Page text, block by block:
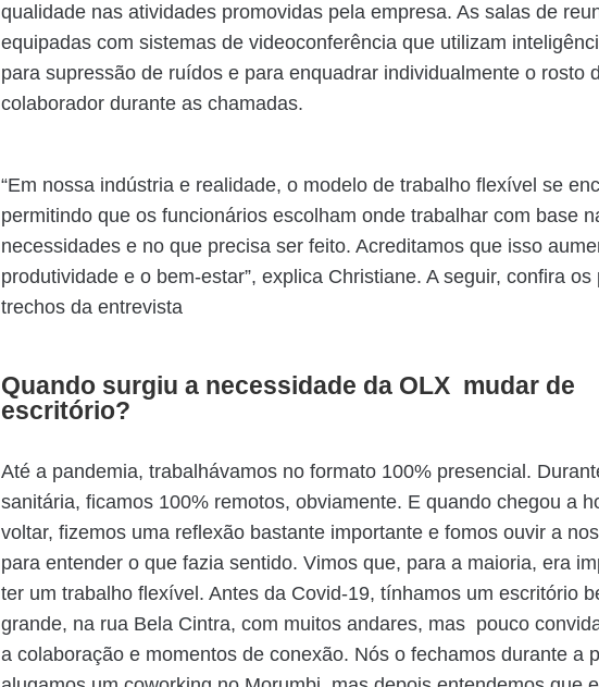
qualidade nas atividades promovidas pela empresa. As salas de
equipadas com sistemas de videoconferência que utilizam
para supressão de ruídos e para enquadrar individualmente o rosto
colaborador durante as chamadas.
“Em nossa indústria e realidade, o modelo de trabalho flexível se
permitindo que os funcionários escolham onde trabalhar com base
necessidades e no que precisa ser feito. Acreditamos que isso
produtividade e o bem-estar”, explica Christiane. A seguir, confira os
trechos da entrevista
Quando surgiu a necessidade da OLX mudar de
escritório?
Até a pandemia, trabalhávamos no formato 100% presencial.
sanitária, ficamos 100% remotos, obviamente. E quando chegou a
voltar, fizemos uma reflexão bastante importante e fomos ouvir a
para entender o que fazia sentido. Vimos que, para a maioria, era
ter um trabalho flexível. Antes da Covid-19, tínhamos um escritório
grande, na rua Bela Cintra, com muitos andares, mas pouco
a colaboração e momentos de conexão. Nós o fechamos durante a